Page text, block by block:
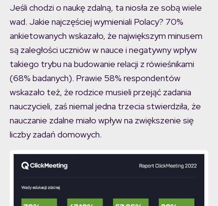
Jeśli chodzi o naukę zdalną, ta niosła ze sobą wiele
wad. Jakie najczęściej wymieniali Polacy? 70%
ankietowanych wskazało, że największym minusem
są zaległości uczniów w nauce i negatywny wpływ
takiego trybu na budowanie relacji z rówieśnikami
(68% badanych). Prawie 58% respondentów
wskazało też, że rodzice musieli przejąć zadania
nauczycieli, zaś niemal jedna trzecia stwierdziła, że
nauczanie zdalne miało wpływ na zwiększenie się
liczby zadań domowych.